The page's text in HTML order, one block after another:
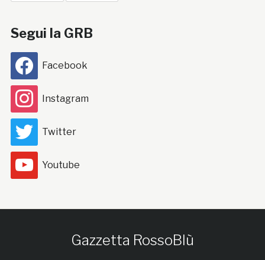
Segui la GRB
Facebook
Instagram
Twitter
Youtube
Gazzetta RossoBlù